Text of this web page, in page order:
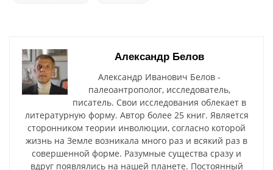
Александр Белов
Александр Иванович Белов -
палеоантрополог, исследователь,
писатель. Свои исследования облекает в
литературную форму. Автор более 25 книг. Является
сторонником теории инволюции, согласно которой
жизнь на Земле возникала много раз и всякий раз в
совершенной форме. Разумные существа сразу и
вдруг появлялись на нашей планете. Постоянный